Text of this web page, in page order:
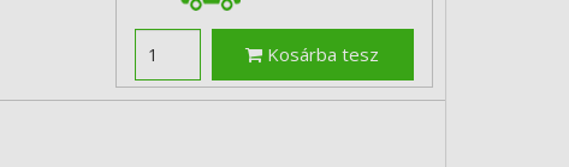
Kosárba tesz